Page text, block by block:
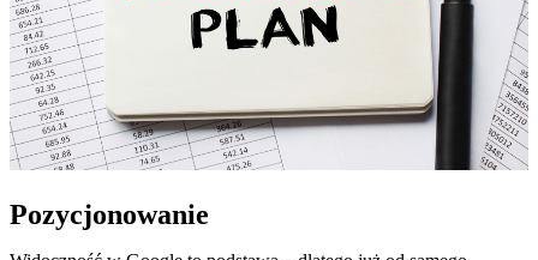
Pozycjonowanie